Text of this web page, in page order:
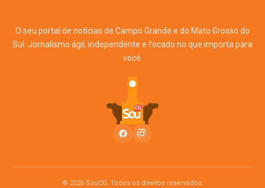
O seu portal de notícias de Campo Grande e do Mato Grosso do
Sul. Jornalismo ágil, independente e focado no que importa para
você.
© 2026 SouCG. Todos os direitos reservados.